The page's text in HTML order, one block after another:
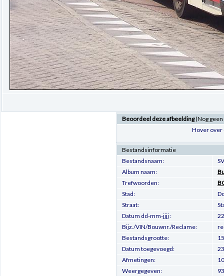
Beoordeel deze afbeelding(Nog
Hover over
Bestandsinformatie
Bestandsnaam:
Album naam:
Trefwoorden:
Stad:
Straat:
Datum dd-mm-jjjj :
Bijz./VIN/Bouwnr./Reclame:
Bestandsgrootte:
Datum toegevoegd:
Afmetingen:
Weergegeven: